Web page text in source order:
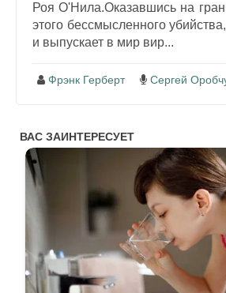
Роя О'Нила.Оказавшись на
этого бессмысленного
и выпускает в мир вир...
Фрэнк Герберт Сергей